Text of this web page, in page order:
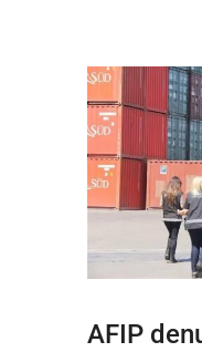
AFIP